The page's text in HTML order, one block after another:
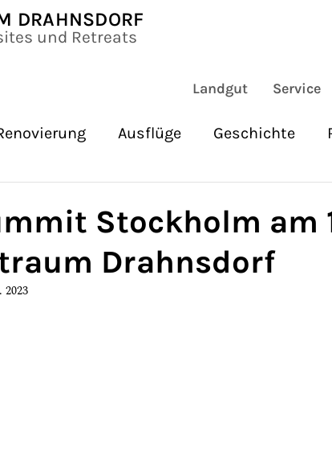
DRAHNSDORF
und Retreats
Landgut Service
Ausflüge Geschichte
Kultur
Stockholm am
Drahnsdorf
2023